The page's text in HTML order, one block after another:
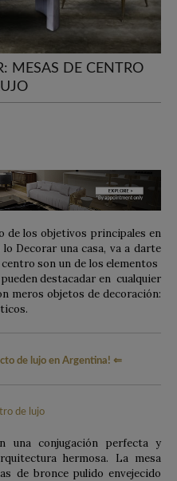
MESAS DE CENTRO
de los objetivos principales en
Decorar una casa, va a darte
son un de los elementos
destacadar en cualquier
meros objetos de decoración:
de lujo en Argentina! ⇐
una conjugación perfecta y
hermosa. La mesa
de bronce pulido envejecido